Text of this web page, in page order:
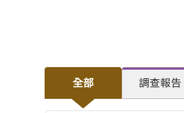
全部 調查報告